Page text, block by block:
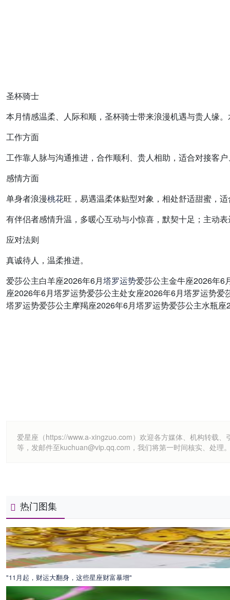
圣杯骑士
本月情感温柔、人际和顺，圣杯骑士带来浪漫机遇与贵人缘
工作方面
工作靠人脉与沟通推进，合作顺利、贵人相助，适合对接客
感情方面
单身者浪漫桃花旺，易遇温柔体贴型对象，相处舒适甜蜜，
有伴侣者感情升温，多暖心互动与小惊喜，默契十足；主动
应对法则
真诚待人，温柔推进。
爱莎公主白羊座2026年6月塔罗运势爱莎公主金牛座2026年6
座2026年6月塔罗运势爱莎公主处女座2026年6月塔罗运势
塔罗运势爱莎公主摩羯座2026年6月塔罗运势爱莎公主水瓶
爱星座（https://www.a-xingzuo.com）欢迎各方媒体、机构转载
等，发邮件至kuchuan@vip.qq.com，我们将第一时间核实、处理
热门图集
"11月起，财运大翻身，这些星座财富暴增"